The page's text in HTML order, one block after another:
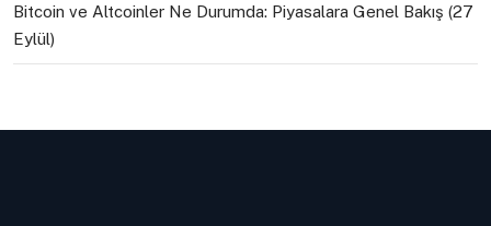
Bitcoin ve Altcoinler Ne Durumda: Piyasalara Genel Bakış (27
Eylül)